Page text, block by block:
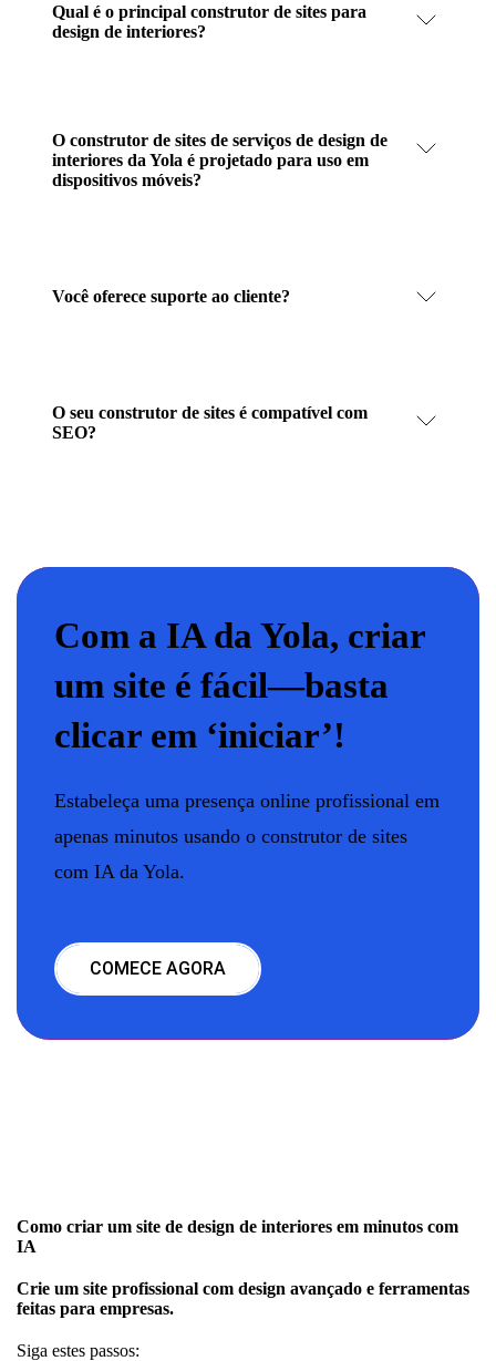
Qual é o principal construtor de sites para
design de interiores?
O construtor de sites de serviços de design de
interiores da Yola é projetado para uso em
dispositivos móveis?
Você oferece suporte ao cliente?
O seu construtor de sites é compatível com
SEO?
Com a IA da Yola, criar
um site é fácil—basta
clicar em ‘iniciar’!
Estabeleça uma presença online profissional em
apenas minutos usando o construtor de sites
com IA da Yola.
COMECE AGORA
Como criar um site de design de interiores em minutos com
IA
Crie um site profissional com design avançado e ferramentas
feitas para empresas.
Siga estes passos: